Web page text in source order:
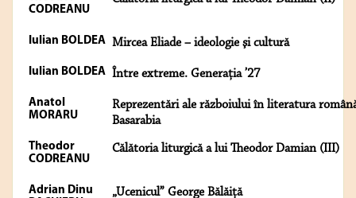
CODREANU
Iulian BOLDEA Mircea Eliade – ideologie şi cultură
Iulian BOLDEA Între extreme. Generaţia ’27
Anatol
MORARU
Reprezentări ale războiului în literatura
Basarabia
Theodor
CODREANU
Călătoria liturgică a lui Theodor Damian (III)
Adrian Dinu
„Ucenicul” George Bălăiţă